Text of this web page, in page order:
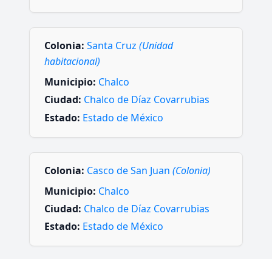
Colonia: Santa Cruz (Unidad
habitacional)
Municipio: Chalco
Ciudad: Chalco de Díaz Covarrubias
Estado: Estado de México
Colonia: Casco de San Juan (Colonia)
Municipio: Chalco
Ciudad: Chalco de Díaz Covarrubias
Estado: Estado de México